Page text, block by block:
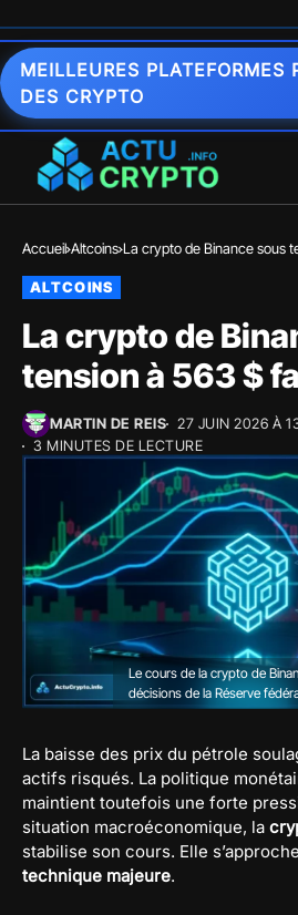
MEILLEURES PLATEFORMES
DES CRYPTO
Accueil Altcoins La crypto de Binance sous
ALTCOINS
La crypto de
tension à 563 $
MARTIN DE REIS
27 JUIN 2026 À
3 MINUTES DE LECTURE
Le cours de la crypto de
décisions de la Réserve
La baisse des prix du pétrole
actifs risqués. La politique
maintient toutefois une forte
situation macroéconomique, la
stabilise son cours. Elle
technique majeure.